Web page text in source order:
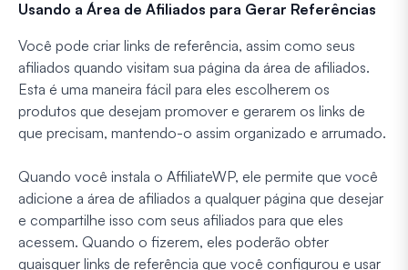
Usando a Área de Afiliados para Gerar Referências
Você pode criar links de referência, assim como seus
afiliados quando visitam sua página da área de afiliados.
Esta é uma maneira fácil para eles escolherem os
produtos que desejam promover e gerarem os links de
que precisam, mantendo-o assim organizado e arrumado.
Quando você instala o AffiliateWP, ele permite que você
adicione a área de afiliados a qualquer página que desejar
e compartilhe isso com seus afiliados para que eles
acessem. Quando o fizerem, eles poderão obter
quaisquer links de referência que você configurou e usar